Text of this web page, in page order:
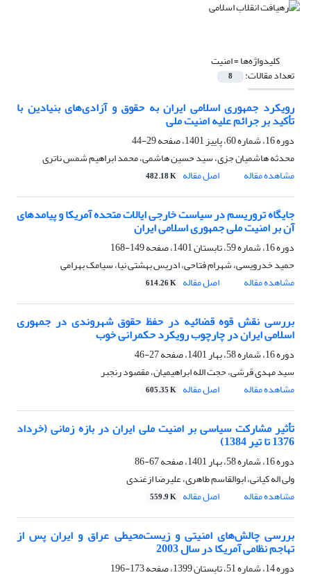
کلیدواژه‌ها =امنیت
تعداد مقالات: 8
رویکرد جمهوری اسلامی ایران به حقوق و آزادی‌های بنیادین با
تأکید بر جرائم علیه امنیت ملی
دوره 16، شماره 60، پاییز 1401، صفحه
29-44
محدثه هاشمیان جزی، سید حسین هاشمی، محمد ابراهیم شمس ناتری
مشاهده مقاله
اصل مقاله 482.18 K
جایگاه تروریسم در سیاست خارجی ایالات متحده آمریکا و پیامدهای
آن بر امنیت ملی جمهوری اسلامی ایران
دوره 16، شماره 59، تابستان 1401، صفحه
149-168
حمید خدرویسی، شهرام فتاحی، ادریس بهشتی نیا، سیامک بهرامی
مشاهده مقاله
اصل مقاله 614.26 K
بررسی نقش قوه قضائیه در حفظ حقوق شهروندی در جمهوری
اسلامی ایران در چارچوب رویکرد حکمرانی خوب
دوره 16، شماره 58، بهار 1401، صفحه
27-46
سید مهدی قرشی، حجت الله ابراهیمیان، مقصود رنجبر
مشاهده مقاله
اصل مقاله 605.35 K
تأثیر مشارکت سیاسی بر امنیت ملی ایران در بازه زمانی (خرداد
1376 تا تیر 1384)
دوره 16، شماره 58، بهار 1401، صفحه
67-86
ولی اله کیانی، ابوالقاسم طاهری، علیرضا ازغندی
مشاهده مقاله
اصل مقاله 559.9 K
بررسی چالش‌های امنیتی و زیست‌محیطی عراق و ایران پس از
تهاجم نظامی آمریکا در سال 2003
دوره 14، شماره 51، تابستان 1399، صفحه
173-196